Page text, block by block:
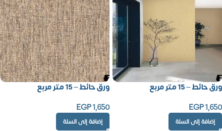
ورق حائط – 15 متر مربع
EGP1,650
إضافة إلى السلة
ورق حائط – 15 متر مربع
EGP1,650
إضافة إلى السلة